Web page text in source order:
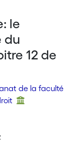
le
du
12 de
de la faculté